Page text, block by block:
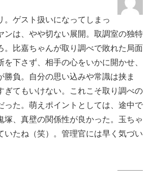
。ゲスト扱いになってしまっ
ンは、やや切ない展開。取調室の独特
。比嘉ちゃんが取り調べで敗れた局面
を下さず、相手の心をいかに開かせ、
勝負。自分の思い込みや常識は挟ま
ぎてもいけない。これこそ取り調べの
った。萌えポイントとしては、途中で
塚、真壁の関係性が良かった。玉ちゃ
いたね（笑）。管理官には早く気づい